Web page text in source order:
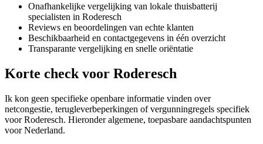
Onafhankelijke vergelijking van lokale thuisbatterij
specialisten in Roderesch
Reviews en beoordelingen van echte klanten
Beschikbaarheid en contactgegevens in één overzicht
Transparante vergelijking en snelle oriëntatie
Korte check voor Roderesch
Ik kon geen specifieke openbare informatie vinden over
netcongestie, terugleverbeperkingen of vergunningregels specifiek
voor Roderesch. Hieronder algemene, toepasbare aandachtspunten
voor Nederland.